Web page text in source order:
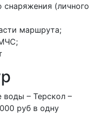
снаряжения (личного
маршрута;
– Терскол –
руб в одну